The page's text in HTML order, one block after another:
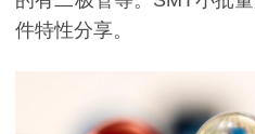
件特性分享。